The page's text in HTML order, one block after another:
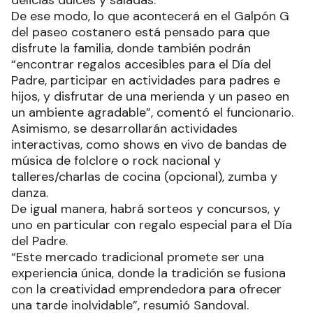
De ese modo, lo que acontecerá en el Galpón G
del paseo costanero está pensado para que
disfrute la familia, donde también podrán
“encontrar regalos accesibles para el Día del
Padre, participar en actividades para padres e
hijos, y disfrutar de una merienda y un paseo en
un ambiente agradable”, comentó el funcionario.
Asimismo, se desarrollarán actividades
interactivas, como shows en vivo de bandas de
música de folclore o rock nacional y
talleres/charlas de cocina (opcional), zumba y
danza.
De igual manera, habrá sorteos y concursos, y
uno en particular con regalo especial para el Día
del Padre.
“Este mercado tradicional promete ser una
experiencia única, donde la tradición se fusiona
con la creatividad emprendedora para ofrecer
una tarde inolvidable”, resumió Sandoval.